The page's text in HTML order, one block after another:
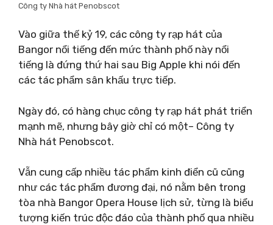
Công ty Nhà hát Penobscot
Vào giữa thế kỷ 19, các công ty rạp hát của
Bangor nổi tiếng đến mức thành phố này nổi
tiếng là đứng thứ hai sau Big Apple khi nói đến
các tác phẩm sân khấu trực tiếp.
Ngày đó, có hàng chục công ty rạp hát phát triển
mạnh mẽ, nhưng bây giờ chỉ có một– Công ty
Nhà hát Penobscot.
Vẫn cung cấp nhiều tác phẩm kinh điển cũ cũng
như các tác phẩm đương đại, nó nằm bên trong
tòa nhà Bangor Opera House lịch sử, từng là biểu
tượng kiến ​​trúc độc đáo của thành phố qua nhiều